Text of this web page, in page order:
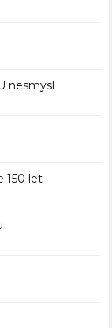
nesmysl
150 let